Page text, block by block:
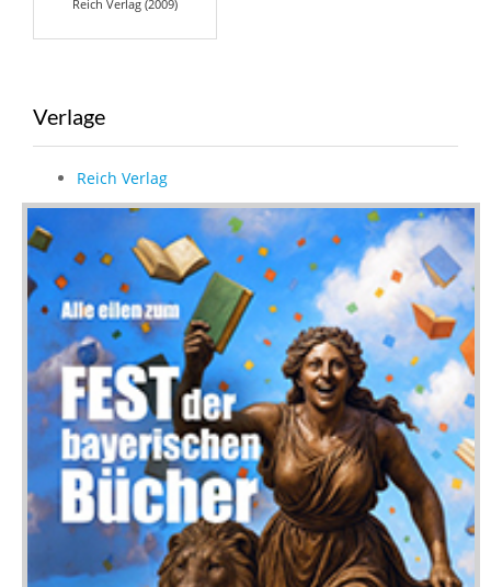
Reich Verlag (2009)
Verlage
Reich Verlag